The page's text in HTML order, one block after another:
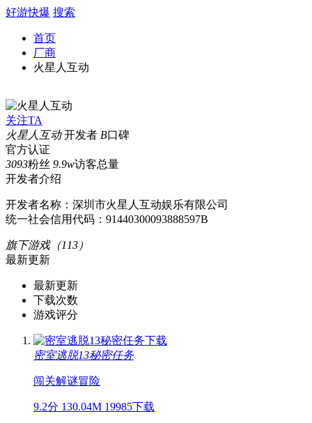
好游快爆 搜索
首页
厂商
火星人互动
关注TA
火星人互动 开发者 B口碑
官方认证
3093粉丝 9.9w访客总量
开发者介绍
开发者名称：深圳市火星人互动娱乐有限公司
统一社会信用代码：91440300093888597B
旗下游戏（113）
最新更新
最新更新
下载次数
游戏评分
密室逃脱13秘密任务
闯关解谜冒险
9.2分 130.04M 19985下载